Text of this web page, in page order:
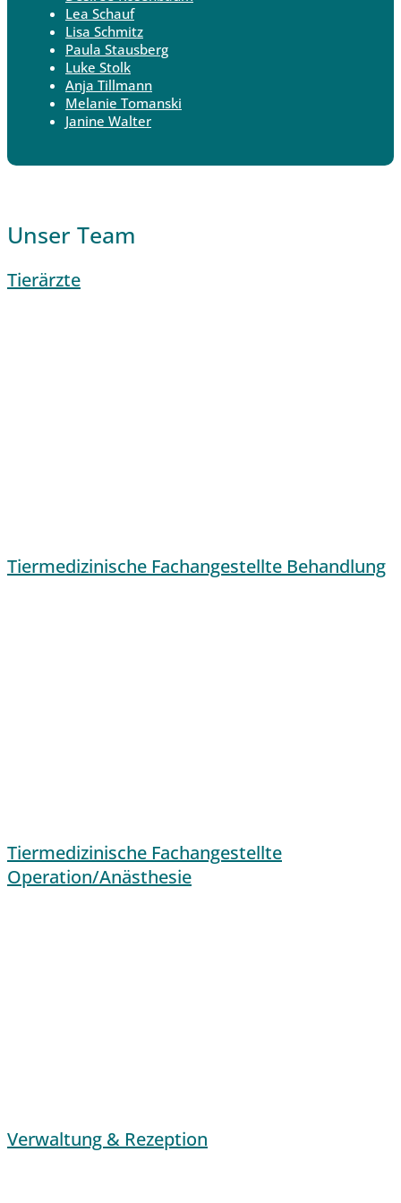
Lea Schauf
Lisa Schmitz
Paula Stausberg
Luke Stolk
Anja Tillmann
Melanie Tomanski
Janine Walter
Unser Team
Tierärzte
Tiermedizinische Fachangestellte Behandlung
Tiermedizinische Fachangestellte
Operation/Anästhesie
Verwaltung & Rezeption